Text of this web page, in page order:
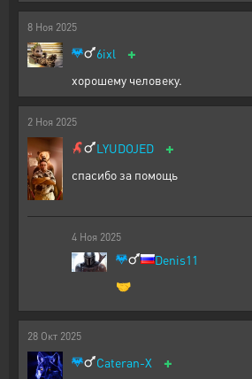
8 Ноя 2025
6ixl +
хорошему человеку.
2 Ноя 2025
LYUDOJED +
спасибо за помощь
4 Ноя 2025
Denis11
🤝
28 Окт 2025
Cateran-X +